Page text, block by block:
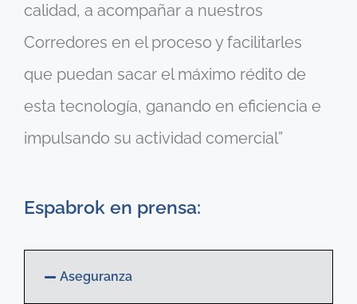
calidad, a acompañar a nuestros
Corredores en el proceso y facilitarles
que puedan sacar el máximo rédito de
esta tecnología, ganando en eficiencia e
impulsando su actividad comercial”
Espabrok en prensa:
Aseguranza